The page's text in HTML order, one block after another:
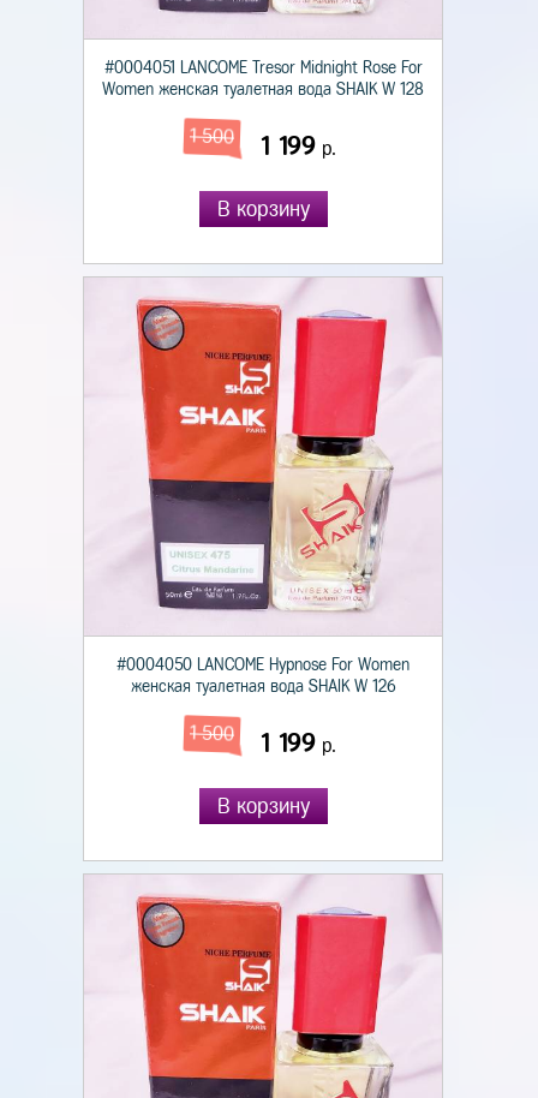
#0004051 LANCOME Tresor Midnight Rose For
Women женская туалетная вода SHAIK W 128
1 500 1 199 р.
В корзину
#0004050 LANCOME Hypnose For Women
женская туалетная вода SHAIK W 126
1 500 1 199 р.
В корзину